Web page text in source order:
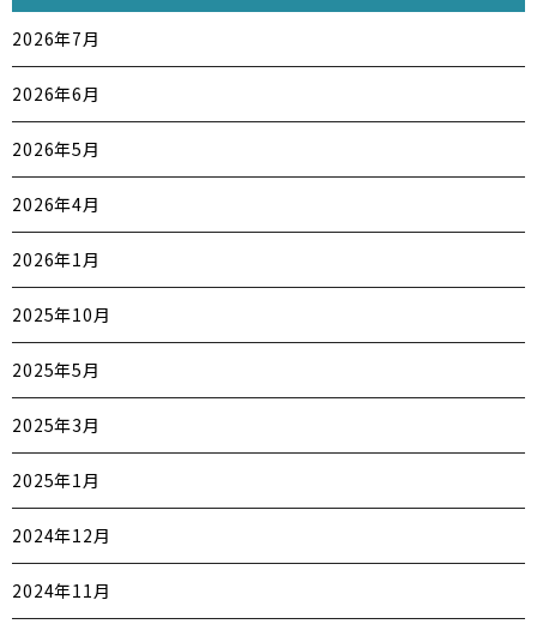
2026年7月
2026年6月
2026年5月
2026年4月
2026年1月
2025年10月
2025年5月
2025年3月
2025年1月
2024年12月
2024年11月